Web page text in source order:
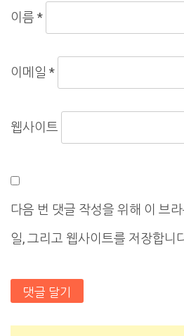
이름 *
이메일 *
웹사이트
다음 번 댓글 작성을 위해 이 브
일, 그리고 웹사이트를 저장합니